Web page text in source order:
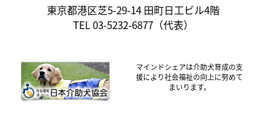
東京都港区芝5-29-14 田町日工ビル4階
TEL 03-5232-6877（代表）
マインドシェアは介助犬育成の支
援により社会福祉の向上に努めて
まいります。